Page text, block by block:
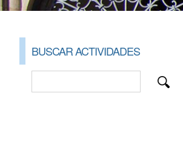
BUSCAR ACTIVIDADES